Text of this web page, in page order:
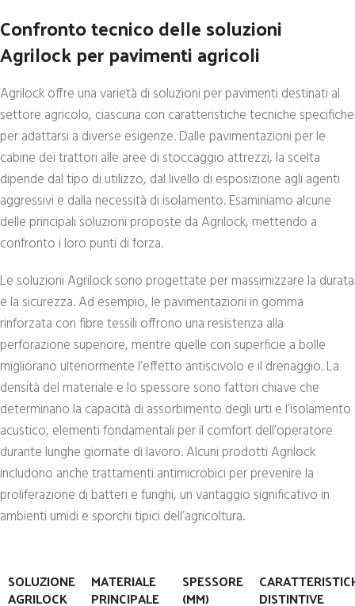
Confronto tecnico delle soluzioni
Agrilock per pavimenti agricoli
Agrilock offre una varietà di soluzioni per pavimenti destinati al
settore agricolo, ciascuna con caratteristiche tecniche specifiche
per adattarsi a diverse esigenze. Dalle pavimentazioni per le
cabine dei trattori alle aree di stoccaggio attrezzi, la scelta
dipende dal tipo di utilizzo, dal livello di esposizione agli agenti
aggressivi e dalla necessità di isolamento. Esaminiamo alcune
delle principali soluzioni proposte da Agrilock, mettendo a
confronto i loro punti di forza.
Le soluzioni Agrilock sono progettate per massimizzare la durata
e la sicurezza. Ad esempio, le pavimentazioni in gomma
rinforzata con fibre tessili offrono una resistenza alla
perforazione superiore, mentre quelle con superficie a bolle
migliorano ulteriormente l’effetto antiscivolo e il drenaggio. La
densità del materiale e lo spessore sono fattori chiave che
determinano la capacità di assorbimento degli urti e l’isolamento
acustico, elementi fondamentali per il comfort dell’operatore
durante lunghe giornate di lavoro. Alcuni prodotti Agrilock
includono anche trattamenti antimicrobici per prevenire la
proliferazione di batteri e funghi, un vantaggio significativo in
ambienti umidi e sporchi tipici dell’agricoltura.
SOLUZIONE
AGRILOCK
MATERIALE
PRINCIPALE
SPESSORE
(MM) DISTINTIVE